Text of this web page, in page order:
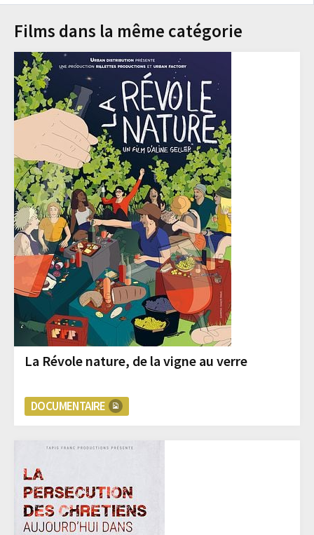
Films dans la même catégorie
La Révole nature, de la vigne au verre
DOCUMENTAIRE